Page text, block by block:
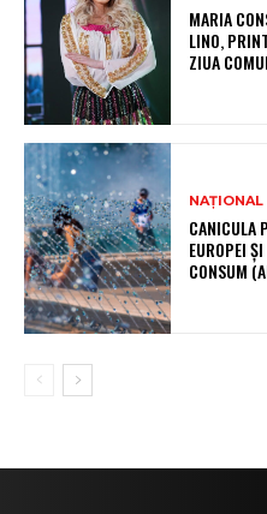
MARIA
LINO,
ZIUA
NAȚIONAL
CANICULA
EUROPEI
CONSUM